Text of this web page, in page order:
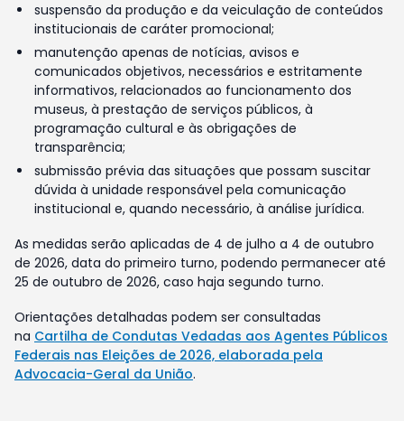
suspensão da produção e da veiculação de conteúdos
institucionais de caráter promocional;
manutenção apenas de notícias, avisos e
comunicados objetivos, necessários e estritamente
informativos, relacionados ao funcionamento dos
museus, à prestação de serviços públicos, à
programação cultural e às obrigações de
transparência;
submissão prévia das situações que possam suscitar
dúvida à unidade responsável pela comunicação
institucional e, quando necessário, à análise jurídica.
As medidas serão aplicadas de 4 de julho a 4 de outubro
de 2026, data do primeiro turno, podendo permanecer até
25 de outubro de 2026, caso haja segundo turno.
Orientações detalhadas podem ser consultadas
na Cartilha de Condutas Vedadas aos Agentes Públicos
Federais nas Eleições de 2026, elaborada pela
Advocacia-Geral da União.